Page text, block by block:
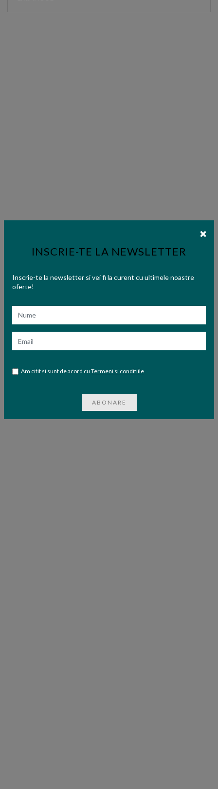
INSCRIE-TE LA NEWSLETTER
Inscrie-te la newsletter si vei fi la curent cu ultimele noastre
oferte!
Am citit si sunt de acord cu Termeni si conditiile
ABONARE